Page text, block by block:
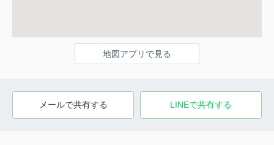
地図アプリで見る
メールで共有する LINEで共有する